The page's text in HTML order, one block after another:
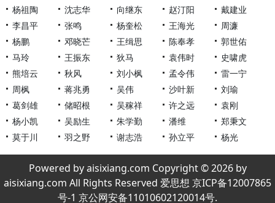
杨祖陶
沈志华 向继东 赵汀阳
戴建业
李昌平
张鸣 杨奎松 王海光
周濂
杨鹏
邓晓芒 王缉思 陈奉孝
郭世佑
马玲
王振东 狄马 袁伟时
史啸虎
熊培云
秋风 刘小枫 孟令伟
雷一宁
周枫
蒋兆勇 吴伟 沙叶新
刘瑜
葛剑雄
储昭根 吴稼祥 许之远
袁刚
杨小凯
吴励生 朱学勤 潘维
郑秉文
莫于川
羽之野 谢志浩 孙立平 杨光
Powered by aisixiang.com Copyright © 2026 by
aisixiang.com All Rights Reserved 爱思想 京ICP备12007865
号-1 京公网安备11010602120014号.